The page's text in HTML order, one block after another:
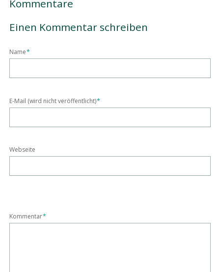
Kommentare
Einen Kommentar schreiben
Pflichtfeld
Name*
Pflichtfeld
E-Mail (wird nicht veröffentlicht)*
Webseite
Pflichtfeld
Kommentar*